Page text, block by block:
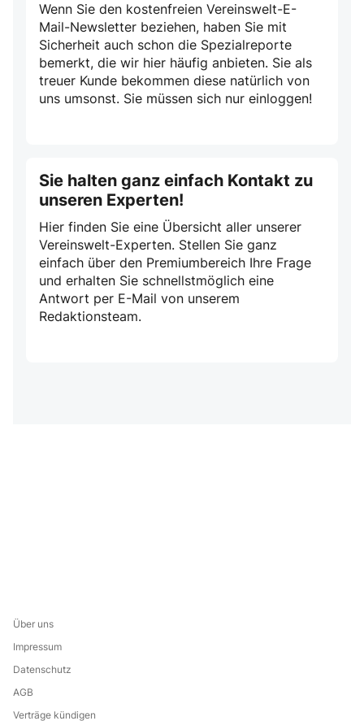
Wenn Sie den kostenfreien Vereinswelt-E-
Mail-Newsletter beziehen, haben Sie mit
Sicherheit auch schon die Spezialreporte
bemerkt, die wir hier häufig anbieten. Sie als
treuer Kunde bekommen diese natürlich von
uns umsonst. Sie müssen sich nur einloggen!
Sie halten ganz einfach Kontakt zu
unseren Experten!
Hier finden Sie eine Übersicht aller unserer
Vereinswelt-Experten. Stellen Sie ganz
einfach über den Premiumbereich Ihre Frage
und erhalten Sie schnellstmöglich eine
Antwort per E-Mail von unserem
Redaktionsteam.
Über uns
Impressum
Datenschutz
AGB
Verträge kündigen